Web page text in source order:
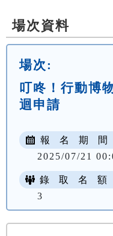
場次資料
場次:
叮咚！行動博
迴申請
報 名 期 間
2025/07/21
錄 取 名 額
3